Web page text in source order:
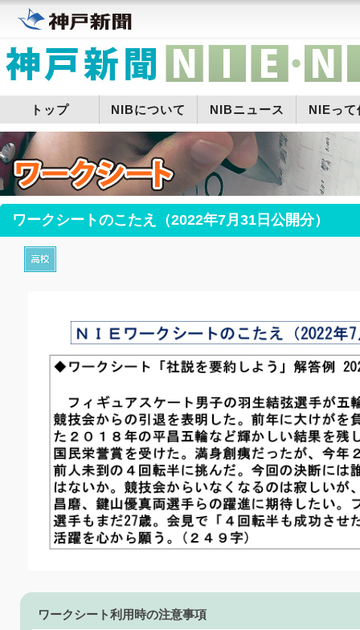
トップ NIBについて NIBニュース NIEって
ワークシートのこたえ（2022年7月31日公開分）
ワークシート利用時の注意事項